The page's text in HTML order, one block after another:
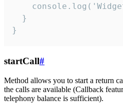
  }
}
startCall#
Method allows you to start a return
the calls are available (Callback
telephony balance is sufficient).